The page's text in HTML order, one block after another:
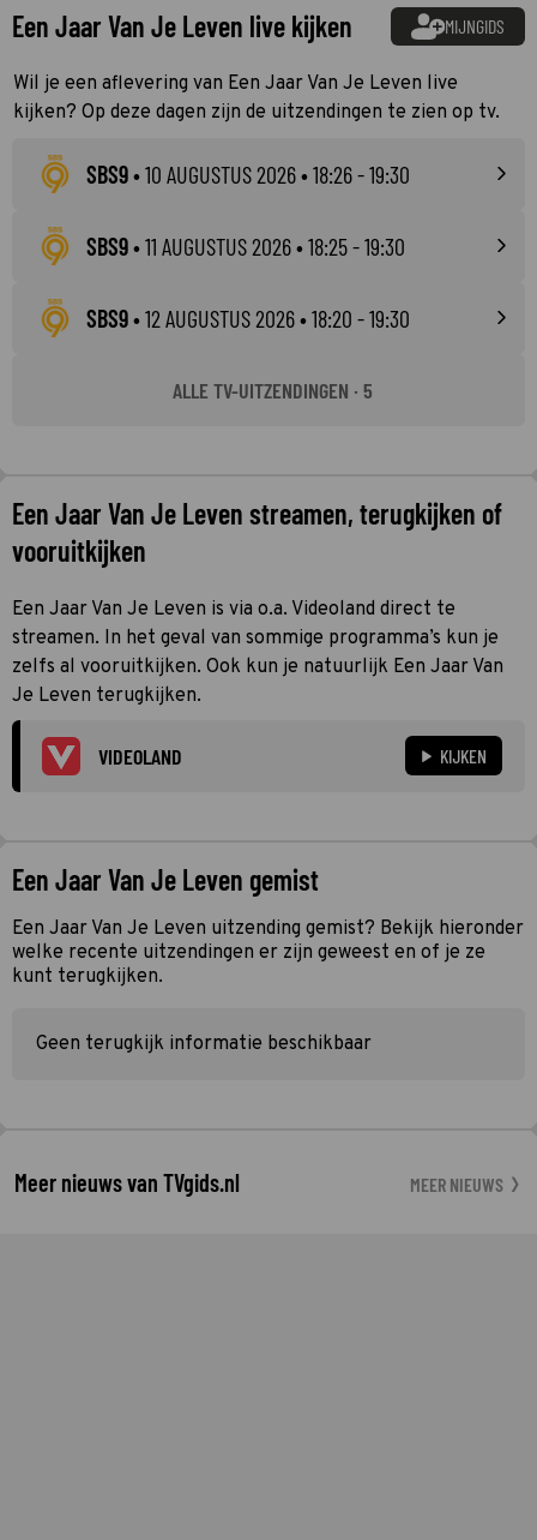
Een Jaar Van Je Leven live kijken MIJNGIDS
Wil je een aflevering van Een Jaar Van Je Leven live
kijken? Op deze dagen zijn de uitzendingen te zien op tv.
SBS9•10 AUGUSTUS 2026• 18:26 - 19:30
SBS9•11 AUGUSTUS 2026• 18:25 - 19:30
SBS9•12 AUGUSTUS 2026• 18:20 - 19:30
ALLE TV-UITZENDINGEN · 5
Een Jaar Van Je Leven streamen, terugkijken of
vooruitkijken
Een Jaar Van Je Leven is via o.a. Videoland direct te
streamen. In het geval van sommige programma’s kun je
zelfs al vooruitkijken. Ook kun je natuurlijk Een Jaar Van
Je Leven terugkijken.
VIDEOLAND KIJKEN
Een Jaar Van Je Leven gemist
Een Jaar Van Je Leven uitzending gemist? Bekijk hieronder
welke recente uitzendingen er zijn geweest en of je ze
kunt terugkijken.
Geen terugkijk informatie beschikbaar
Meer nieuws van TVgids.nl MEER NIEUWS